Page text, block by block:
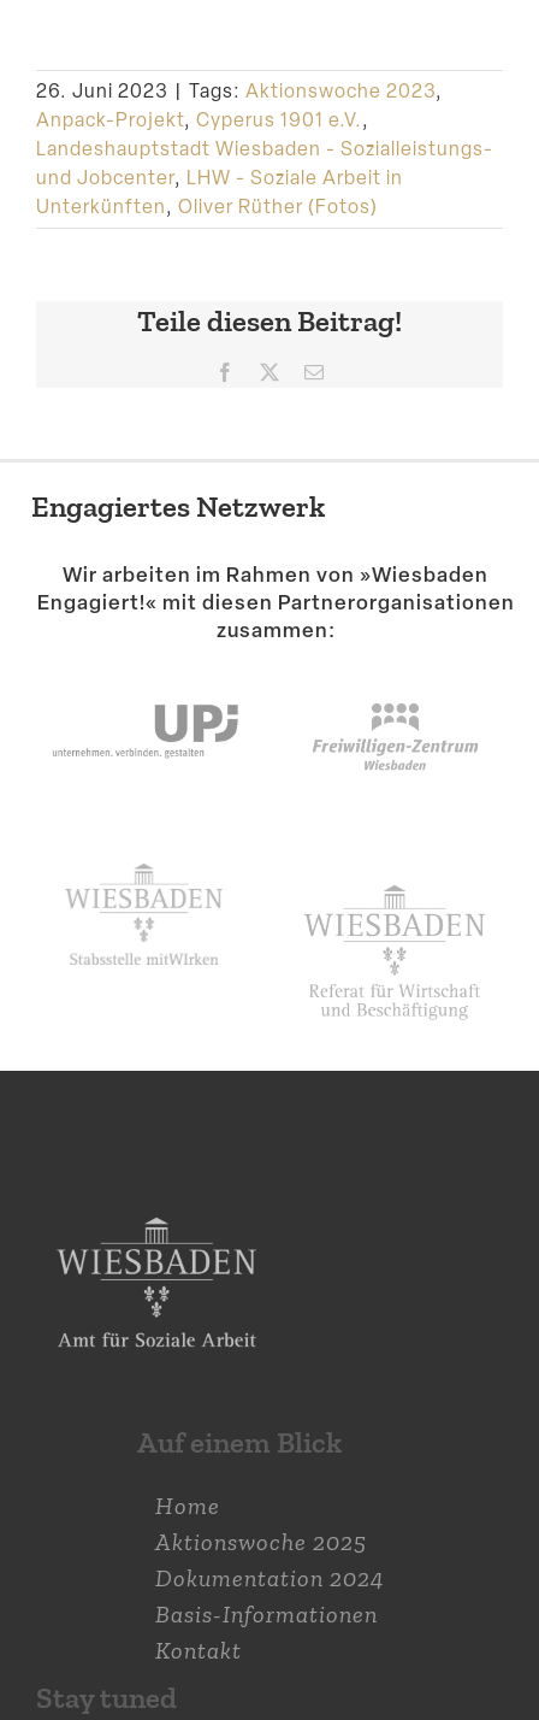
26. Juni 2023 | Tags: Aktionswoche 2023,
Anpack-Projekt, Cyperus 1901 e.V.,
Landeshauptstadt Wiesbaden - Sozialleistungs-
und Jobcenter, LHW - Soziale Arbeit in
Unterkünften, Oliver Rüther (Fotos)
Teile diesen Beitrag!
Facebook E-
Engagiertes Netzwerk
Wir arbeiten im Rahmen von »Wiesbaden
Engagiert!« mit diesen Partner­or­ga­ni­sa­tionen
zusammen:
Auf einem Blick
Home
Aktions­woche 2025
Dokumen­tation 2024
Basis-Informationen
Kontakt
Stay tuned